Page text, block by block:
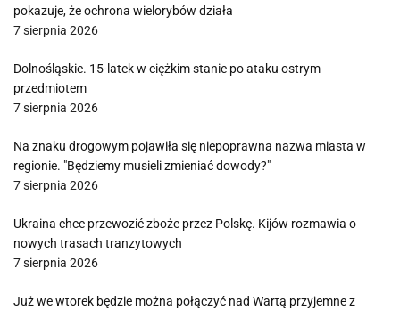
pokazuje, że ochrona wielorybów działa
7 sierpnia 2026
Dolnośląskie. 15-latek w ciężkim stanie po ataku ostrym
przedmiotem
7 sierpnia 2026
Na znaku drogowym pojawiła się niepoprawna nazwa miasta w
regionie. "Będziemy musieli zmieniać dowody?"
7 sierpnia 2026
Ukraina chce przewozić zboże przez Polskę. Kijów rozmawia o
nowych trasach tranzytowych
7 sierpnia 2026
Już we wtorek będzie można połączyć nad Wartą przyjemne z